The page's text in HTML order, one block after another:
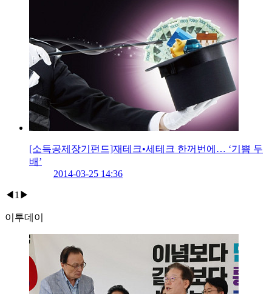
[소득공제장기펀드]재테크•세테크 한꺼번에… ‘기쁨 두
배’
2014-03-25 14:36
◀ 1 ▶
이투데이